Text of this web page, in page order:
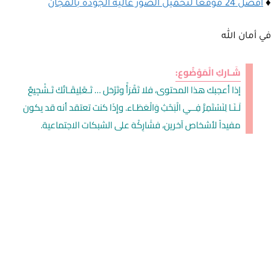
♦ أفضل 24 موقعاً لتحميل الصور عالية الجودة بالمجان
في أمان الله
شَـاركِ الْمَوْضُوع:
إذا أعجبك هذا المحتوى، فلا تَقْرَأْ وتَرْحَل … تَـعْلِيقَـاتُكَ تَـشْجِيعٌ
لَـنَـا لِنَسْتَمِرَّ فِــي الْبَحْثِ وَالْعَطَـاء. وإِذَا كنت تعتقد أنه قد يكون
مفيداً لأشخاص آخرين، فشَارِكْهَ على الشبكات الاجتماعية.